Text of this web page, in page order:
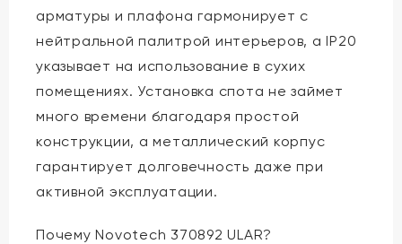
арматуры и плафона гармонирует с
нейтральной палитрой интерьеров, а IP20
указывает на использование в сухих
помещениях. Установка спота не займет
много времени благодаря простой
конструкции, а металлический корпус
гарантирует долговечность даже при
активной эксплуатации.
Почему Novotech 370892 ULAR?